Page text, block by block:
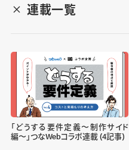
連載一覧
「どうする要件定義〜制作サイド
編〜」つなWebコラボ連載 (4記事)